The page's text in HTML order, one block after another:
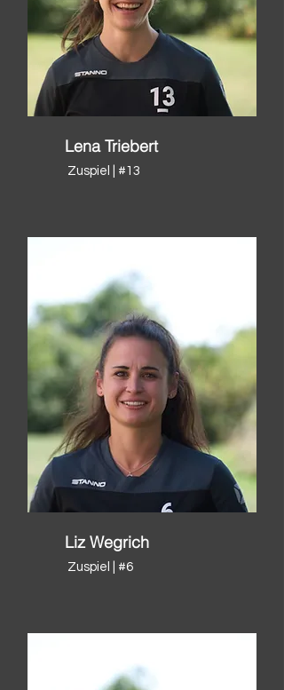
Lena Triebert
Zuspiel | #13
Liz Wegrich
Zuspiel | #6